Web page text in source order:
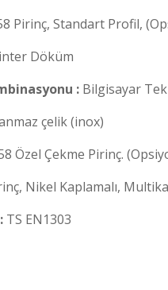
Pirinç, Standart Profil,
Döküm
: Bilgisayar
çelik (inox)
Özel Çekme Pirinç.
Nikel Kaplamalı,
TS EN1303